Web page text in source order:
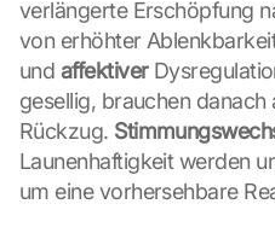
verlängerte Erschöpfung
von erhöhter
und affektiver
gesellig, brauchen danach
Rückzug.
Launenhaftigkeit werden
um eine vorhersehbare